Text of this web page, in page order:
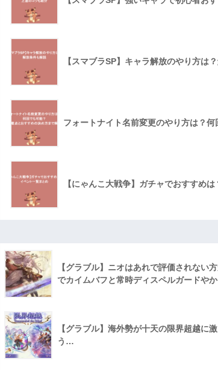
【スマブラSP】キャラ解放のやり方は
フォートナイト名前変更のやり方は？
【にゃんこ大戦争】ガチャでおすすめ
【グラブル】ニオはあれで評価されない
でカイムバフと常時ディスペルガードや
【グラブル】海外勢が十天の限界超越に
う…